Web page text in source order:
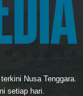
Nusa Tenggara.
setiap hari.